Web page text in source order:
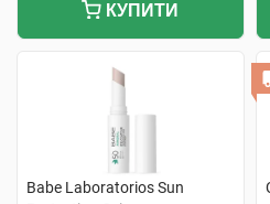
КУПИТИ
Babe Laboratorios Sun